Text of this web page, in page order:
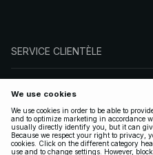
SERVICE CLIENTÈLE
SUIVEZ-NOUS